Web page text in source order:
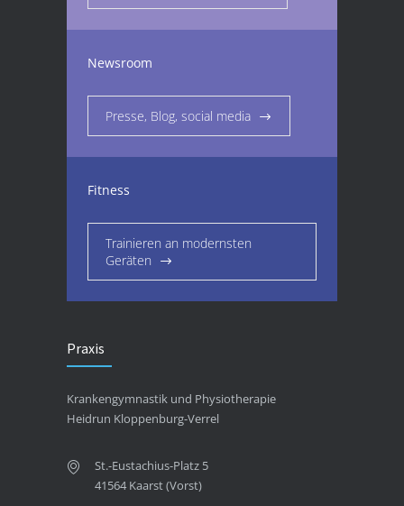
Newsroom
Presse, Blog, social media
Fitness
Trainieren an modernsten
Geräten
Praxis
Krankengymnastik und Physiotherapie
Heidrun Kloppenburg-Verrel
St.-Eustachius-Platz 5
41564 Kaarst (Vorst)